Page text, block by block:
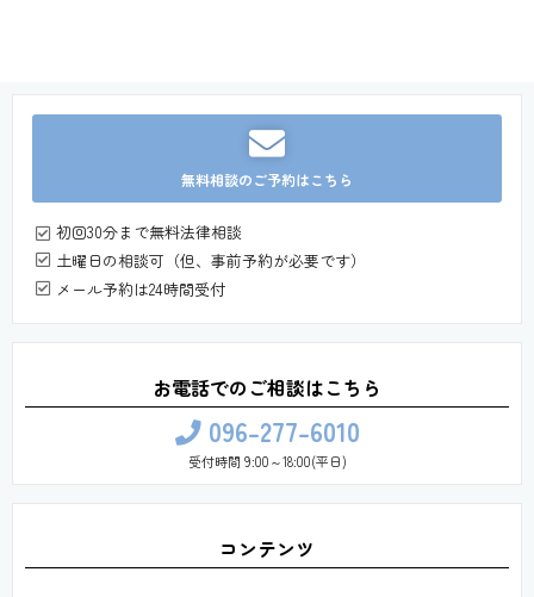
無料相談のご予約はこちら
初回30分まで無料法律相談
土曜日の相談可（但、事前予約が必要です）
メール予約は24時間受付
お電話でのご相談はこちら
096-277-6010
受付時間 9:00～18:00(平日)
コンテンツ